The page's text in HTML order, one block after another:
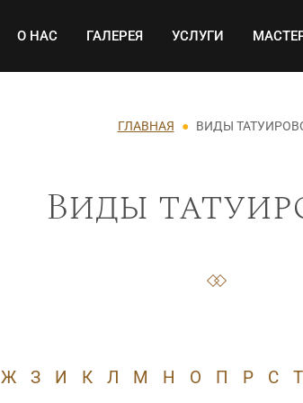
Основная
О НАС ГАЛЕРЕЯ УСЛУГИ
ГЛАВНАЯ ВИДЫ
Виды
Ж З И К Л М Н О П Р С Т